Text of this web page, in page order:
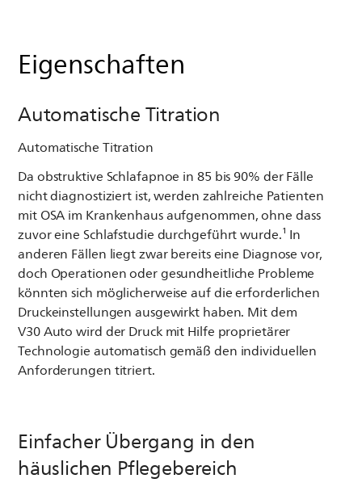
Eigenschaften
Automatische Titration
Automatische Titration
Da obstruktive Schlafapnoe in 85 bis 90% der Fälle
nicht diagnostiziert ist, werden zahlreiche Patienten
mit OSA im Krankenhaus aufgenommen, ohne dass
zuvor eine Schlafstudie durchgeführt wurde.¹ In
anderen Fällen liegt zwar bereits eine Diagnose vor,
doch Operationen oder gesundheitliche Probleme
könnten sich möglicherweise auf die erforderlichen
Druckeinstellungen ausgewirkt haben. Mit dem
V30 Auto wird der Druck mit Hilfe proprietärer
Technologie automatisch gemäß den individuellen
Anforderungen titriert.
Einfacher Übergang in den
häuslichen Pflegebereich